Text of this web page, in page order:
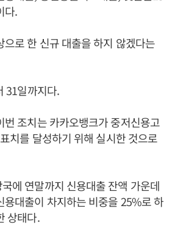
다.
으로 한 신규 대출을 하지 않겠다는
31일까지다.
번 조치는 카카오뱅크가 중저신용고
치를 달성하기 위해 실시한 것으로
에 연말까지 신용대출 잔액 가운데
용대출이 차지하는 비중을 25%로 하
상태다.